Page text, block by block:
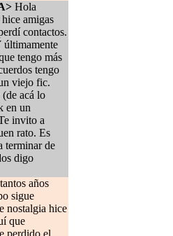
Hola
amigas
contactos.
últimamente
tengo más
tengo
viejo fic.
acá lo
en un
invito a
rato. Es
terminar de
digo
tantos años
sigue
nostalgia hice
que